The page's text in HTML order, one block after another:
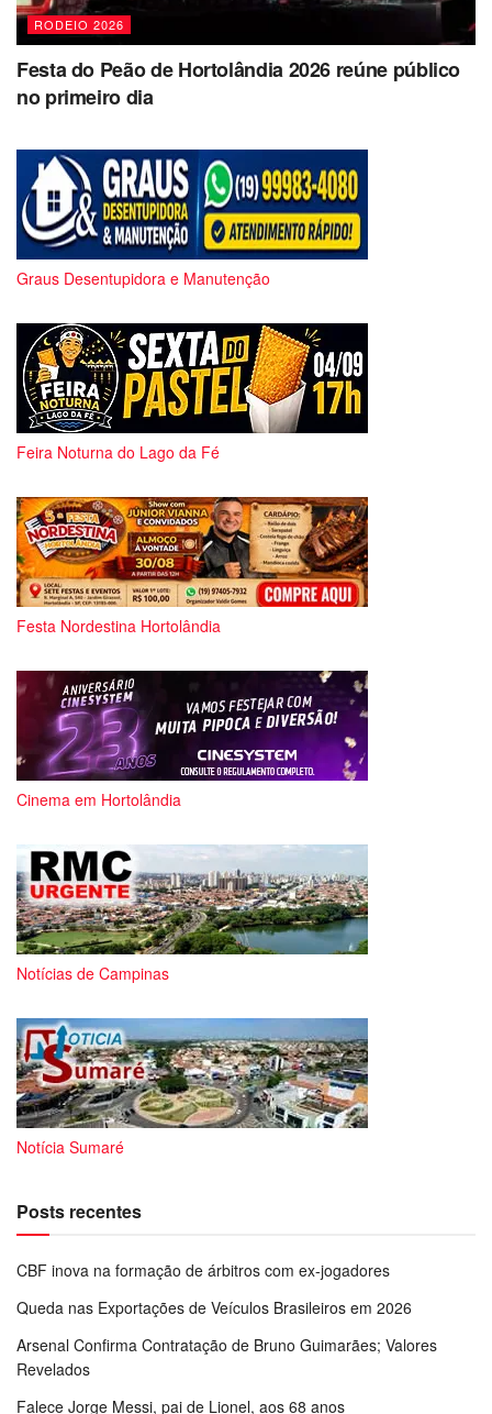
RODEIO 2026
Festa do Peão de Hortolândia 2026 reúne público
no primeiro dia
Graus Desentupidora e Manutenção
Feira Noturna do Lago da Fé
Festa Nordestina Hortolândia
Cinema em Hortolândia
Notícias de Campinas
Notícia Sumaré
Posts recentes
CBF inova na formação de árbitros com ex-jogadores
Queda nas Exportações de Veículos Brasileiros em 2026
Arsenal Confirma Contratação de Bruno Guimarães; Valores
Revelados
Falece Jorge Messi, pai de Lionel, aos 68 anos